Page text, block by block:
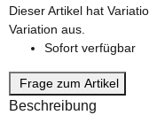
x
Dieser Artikel hat
Variation aus.
Sofort verfügbar
Frage zum Artikel
Beschreibung